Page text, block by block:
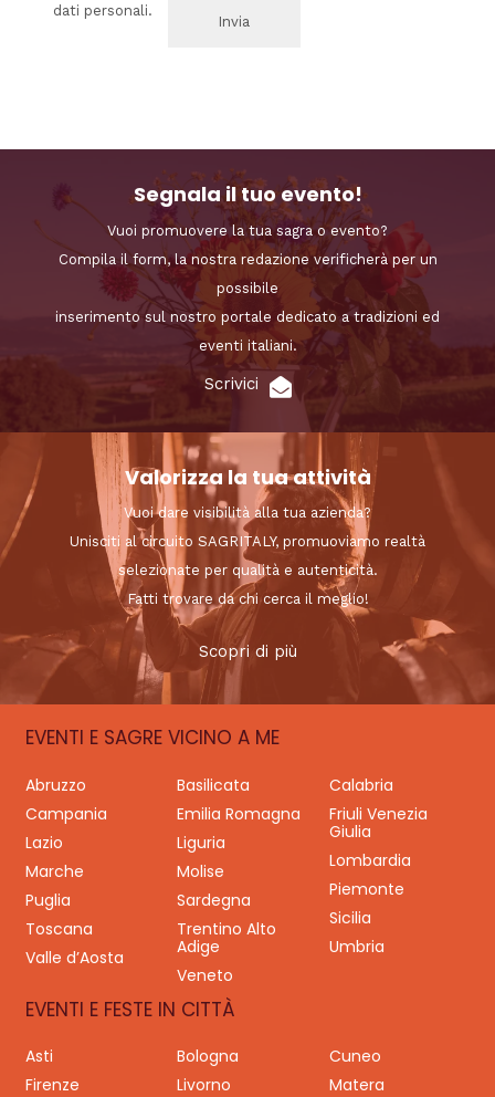
dati personali.
Segnala il tuo evento!
Vuoi promuovere la tua sagra o evento?
Compila il form, la nostra redazione verificherà per un
possibile
inserimento sul nostro portale dedicato a tradizioni ed
eventi italiani.
Scrivici
Valorizza la tua attività
Vuoi dare visibilità alla tua azienda?
Unisciti al circuito SAGRITALY, promuoviamo realtà
selezionate per qualità e autenticità.
Fatti trovare da chi cerca il meglio!
Scopri di più
EVENTI E SAGRE VICINO A ME
Abruzzo Basilicata
Calabria
Campania
Emilia Romagna
Friuli Venezia
Giulia
Lazio
Liguria
Lombardia
Marche
Molise
Piemonte
Puglia
Sardegna
Sicilia
Toscana
Trentino Alto
Adige
Umbria
Valle d’Aosta
Veneto
EVENTI E FESTE IN CITTÀ
Asti Bologna
Cuneo
Firenze
Livorno
Matera